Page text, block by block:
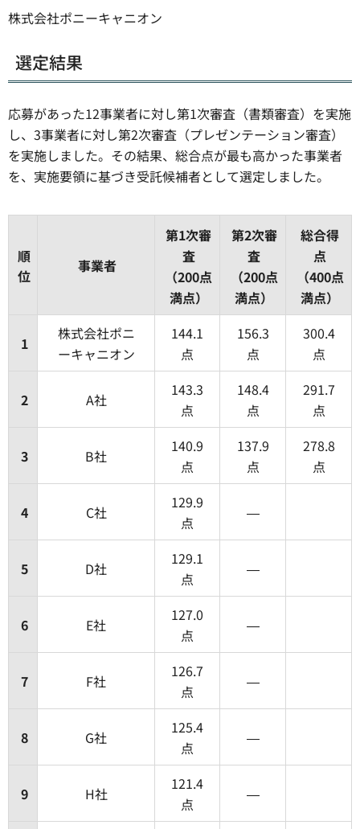
株式会社ポニーキャニオン
選定結果
応募があった12事業者に対し第1次審査（書類審査）を実施
し、3事業者に対し第2次審査（プレゼンテーション審査）
を実施しました。その結果、総合点が最も高かった事業者
を、実施要領に基づき受託候補者として選定しました。
順
位
事業者
第1次審
査
（200点
満点）
第2次審
査
（200点
満点）
総合得
点
（400点
満点）
1
株式会社ポニ
ーキャニオン
144.1
点
156.3
点
300.4
点
2 A社
143.3
点
148.4
点
291.7
点
3 B社
140.9
点
137.9
点
278.8
点
4 C社
129.9
点
―
5 D社
129.1
点
―
6 E社
127.0
点
―
7 F社
126.7
点
―
8 G社
125.4
点
―
9 H社
121.4
点
―